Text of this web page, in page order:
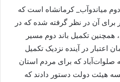
دوم میاندوآب_ کرمانشاه است که
اعتبار برای آن در نظر گرفته شده که در
شد، همچنین تکمیل باند دوم مسیر
۲۱ میلیارد تومان اعتبار در آینده نزدیک تکمیل
که برای مردم استان
هیئت دولت دستور دادند که